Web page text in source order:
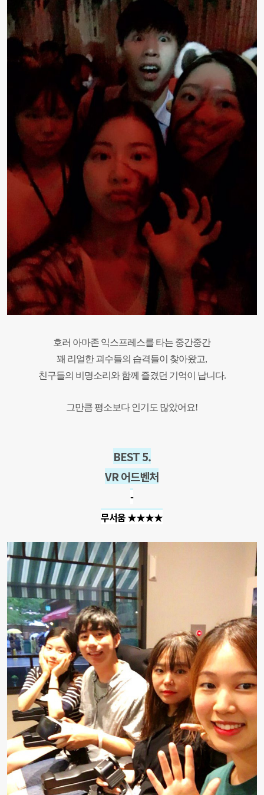
호러 아마존 익스프레스를 타는 중간중간
꽤 리얼한 괴수들의 습격들이 찾아왔고,
친구들의 비명소리와 함께 즐겼던 기억이 납니다.
그만큼 평소보다 인기도 많았어요!
BEST 5.
VR 어드벤처
-
무서움 ★★★★